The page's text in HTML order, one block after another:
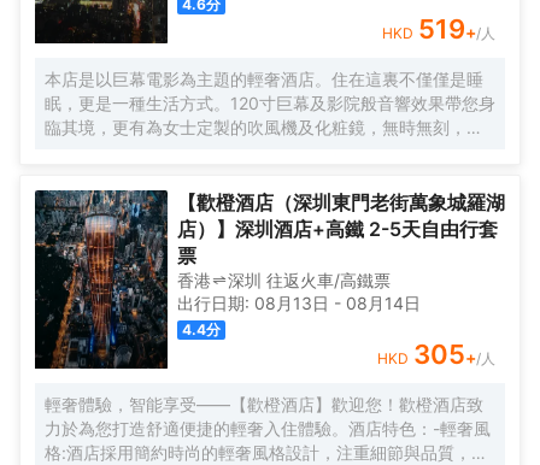
4.6分
HKD 519+/人
本店是以巨幕電影為主題的輕奢酒店。住在這裏不僅僅是睡
眠，更是一種生活方式。120寸巨幕及影院般音響效果帶您身
臨其境，更有為女士定製的吹風機及化粧鏡，無時無刻，呈
【歡橙酒店（深圳東門老街萬象城羅湖
店）】深圳酒店+高鐵 2-5天自由行套
票
香港 深圳 往返火車/高鐵票
出行日期: 08月13日 - 08月14日
4.4分
HKD 305+/人
輕奢體驗，智能享受——【歡橙酒店】歡迎您！歡橙酒店致
力於為您打造舒適便捷的輕奢入住體驗。酒店特色：-輕奢風
格:酒店採用簡約時尚的輕奢風格設計，注重細節與品質，為